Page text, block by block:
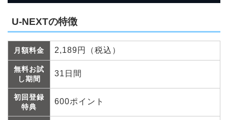
U-NEXTの特徴
月額料金 2,189円（税込）
無料お試
し期間
31日間
初回登録
特典
600ポイント